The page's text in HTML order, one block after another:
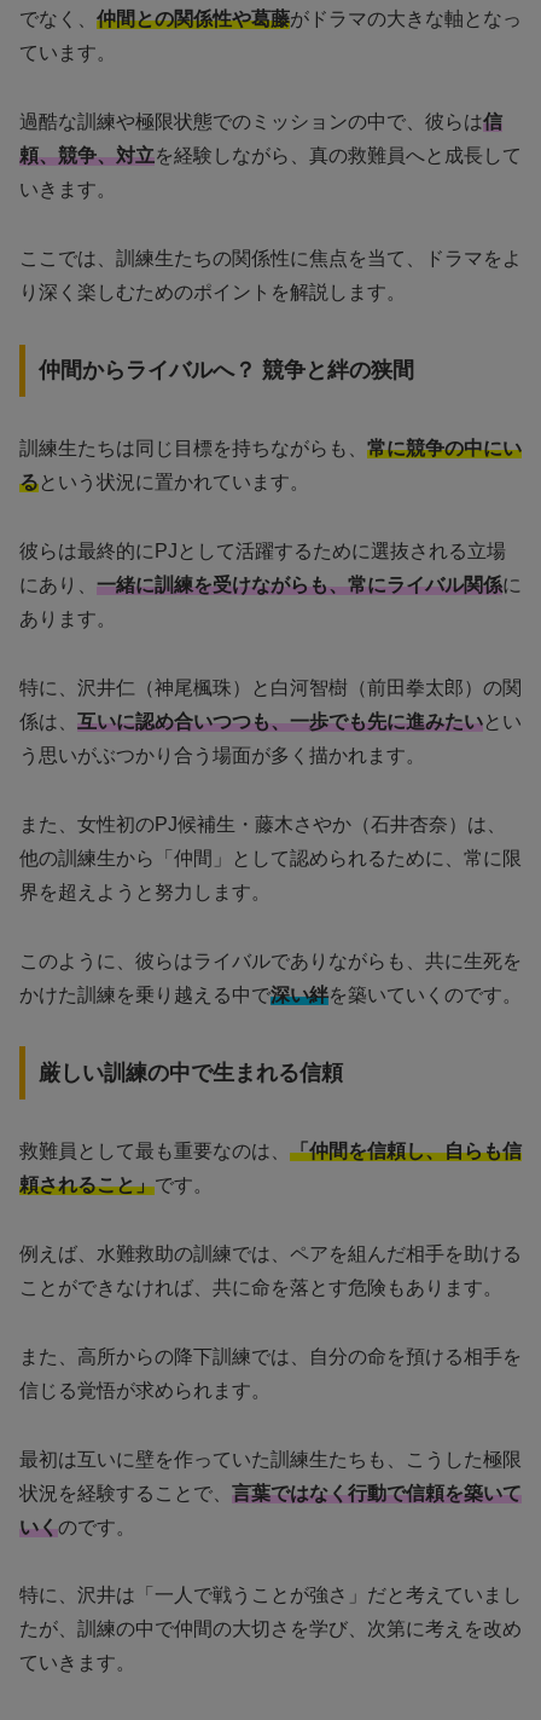
でなく、 仲間との関係性や葛藤がドラマの大きな軸となっ
ています。
過酷な訓練や極限状態でのミッションの中で、彼らは信
頼、競争、対立を経験しながら、真の救難員へと成長して
いきます。
ここでは、訓練生たちの関係性に焦点を当て、ドラマをよ
り深く楽しむためのポイントを解説します。
仲間からライバルへ？ 競争と絆の狭間
訓練生たちは同じ目標を持ちながらも、 常に競争の中にい
るという状況に置かれています。
彼らは最終的にPJとして活躍するために選抜される立場
にあり、 一緒に訓練を受けながらも、常にライバル関係に
あります。
特に、沢井仁（神尾楓珠）と白河智樹（前田拳太郎）の関
係は、 互いに認め合いつつも、一歩でも先に進みたいとい
う思いがぶつかり合う場面が多く描かれます。
また、女性初のPJ候補生・藤木さやか（石井杏奈）は、
他の訓練生から「仲間」として認められるために、常に限
界を超えようと努力します。
このように、彼らはライバルでありながらも、共に生死を
かけた訓練を乗り越える中で深い絆を築いていくのです。
厳しい訓練の中で生まれる信頼
救難員として最も重要なのは、 「仲間を信頼し、自らも信
頼されること」です。
例えば、水難救助の訓練では、ペアを組んだ相手を助ける
ことができなければ、共に命を落とす危険もあります。
また、高所からの降下訓練では、自分の命を預ける相手を
信じる覚悟が求められます。
最初は互いに壁を作っていた訓練生たちも、こうした極限
状況を経験することで、 言葉ではなく行動で信頼を築いて
いくのです。
特に、沢井は「一人で戦うことが強さ」だと考えていまし
たが、訓練の中で仲間の大切さを学び、次第に考えを改め
ていきます。